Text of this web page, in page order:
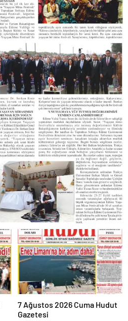
7 Ağustos 2026 Cuma Hudut
Gazetesi